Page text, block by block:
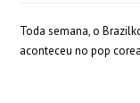
Toda semana, o
aconteceu no pop